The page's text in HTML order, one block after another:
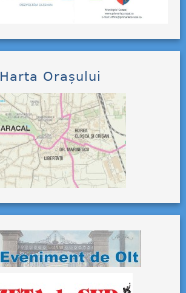
Harta Orașului